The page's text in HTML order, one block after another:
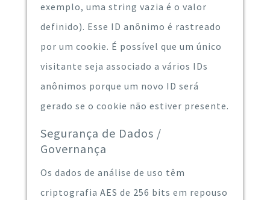
exemplo, uma string vazia é o valor
definido). Esse ID anônimo é rastreado
por um cookie. É possível que um único
visitante seja associado a vários IDs
anônimos porque um novo ID será
gerado se o cookie não estiver presente.
Segurança de Dados /
Governança
Os dados de análise de uso têm
criptografia AES de 256 bits em repouso